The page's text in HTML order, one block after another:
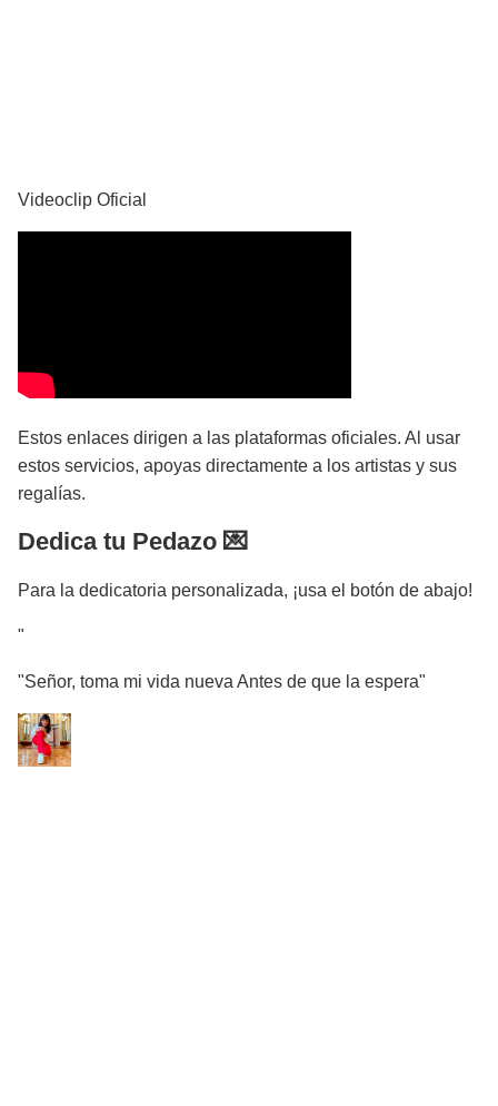
Videoclip Oficial
Estos enlaces dirigen a las plataformas oficiales. Al usar
estos servicios, apoyas directamente a los artistas y sus
regalías.
Dedica tu Pedazo 💌
Para la dedicatoria personalizada, ¡usa el botón de abajo!
"
"Señor, toma mi vida nueva Antes de que la espera"